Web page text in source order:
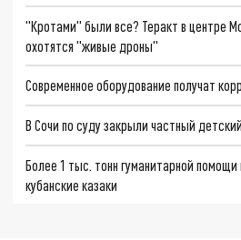
"Кротами" были все? Теракт в центре
охотятся "живые дроны"
Современное оборудование получат
В Сочи по суду закрыли частный
Более 1 тыс. тонн гуманитарной помощи
кубанские казаки